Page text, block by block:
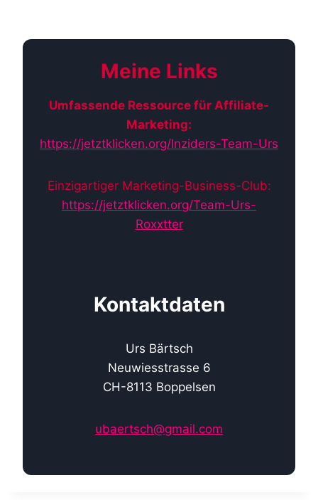
Meine Links
Umfassende Ressource für Affiliate-
Marketing:
https://jetztklicken.org/Inziders-Team-Urs
Einzigartiger Marketing-Business-Club:
https://jetztklicken.org/Team-Urs-
Roxxtter
Kontaktdaten
Urs Bärtsch
Neuwiesstrasse 6
CH-8113 Boppelsen
ubaertsch@gmail.com